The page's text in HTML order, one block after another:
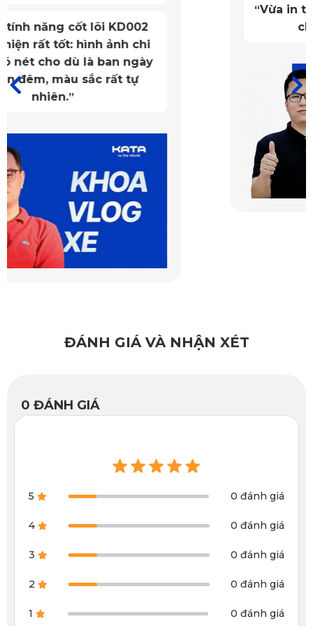
Với công nghệ hiện đại cùng nhiều cải tiến lớn, KATA đem
đến những sản phẩm thảm lót sàn ô tô Geely Coolray chất
lượng, độ bền cao những vẫn đảm bảo tính thẩm mỹ ấn
tượng.
2.1. Chống nước, kháng nấm mốc vượt trội
Nhờ sử dụng PVC nguyên sinh nên thảm lót sàn KATA cho
Geely Coolray có khả năng chống thấm nước hiệu quả. Bề
mặt nhám và họa tiết lục lăng giúp làm chậm tốc độ tràn
nước, giữ cho sàn xe luôn khô ráo, hạn chế mùi hôi và nấm
mốc phát sinh trong quá trình sử dụng.
Phiên bản Master Tech 5.0 của KATA được cải tiến với bề
Vừa in theo xe, giá hợp lý, an toàn
cho người sử dụng.
ĐÁNH GIÁ VÀ NHẬN XÉT
0 ĐÁNH GIÁ
5 0 đánh giá
4 0 đánh giá
3 0 đánh giá
2 0 đánh giá
1 0 đánh giá